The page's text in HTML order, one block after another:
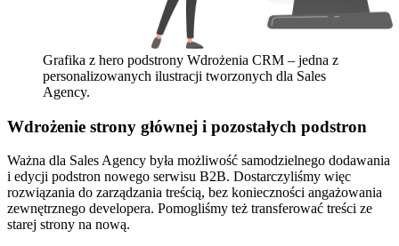
Grafika z hero podstrony Wdrożenia CRM – jedna z
personalizowanych ilustracji tworzonych dla Sales
Agency.
Wdrożenie strony głównej i pozostałych podstron
Ważna dla Sales Agency była możliwość samodzielnego dodawania
i edycji podstron nowego serwisu B2B. Dostarczyliśmy więc
rozwiązania do zarządzania treścią, bez konieczności angażowania
zewnętrznego developera. Pomogliśmy też transferować treści ze
starej strony na nową.